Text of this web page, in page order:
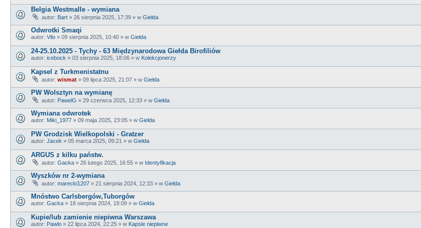
Belgia Westmalle - wymiana
autor: Bart » 26 sierpnia 2025, 17:39 » w Giełda
Odwrotki Smaqi
autor: Vilo » 09 sierpnia 2025, 10:40 » w Giełda
24-25.10.2025 - Tychy - 63 Międzynarodowa Giełda Birofiliów
autor: icebock » 03 sierpnia 2025, 18:06 » w Kolekcjonerzy
Kapsel z Turkmenistatnu
autor: wismat » 09 lipca 2025, 21:07 » w Giełda
PW Wolsztyn na wymianę
autor: PawelG » 29 czerwca 2025, 12:33 » w Giełda
Wymiana odwrotek
autor: Miki_1977 » 09 maja 2025, 23:05 » w Giełda
PW Grodzisk Wielkopolski - Gratzer
autor: Jacek » 05 marca 2025, 09:21 » w Giełda
ARGUS z kilku państw.
autor: Gacka » 26 lutego 2025, 16:55 » w Identyfikacja
Wyszków nr 2-wymiana
autor: marecki1207 » 21 sierpnia 2024, 12:33 » w Giełda
Mnóstwo Carlsbergów,Tuborgów
autor: Gacka » 18 sierpnia 2024, 18:09 » w Giełda
Kupie/lub zamienie niepiwna Warszawa
autor: Pawlo » 22 lipca 2024, 22:25 » w Kapsle niepiwne